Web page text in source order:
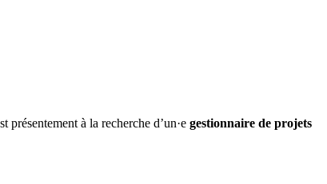
à la recherche d’un·e gestionnaire de projets